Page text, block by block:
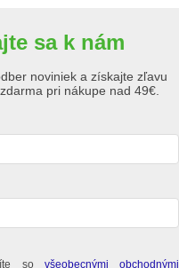
sa k nám
noviniek a získajte zľavu
pri nákupe nad 49€.
so všeobecnými obchodnými